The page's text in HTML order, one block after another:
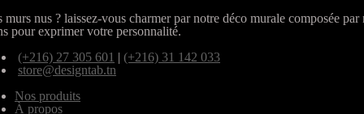
murs nus ? laissez-vous charmer par notre déco murale composée par
pour exprimer votre personnalité.
(+216) 27 305 601 | (+216) 31 142 033
store@designtab.tn
Nos produits
À propos